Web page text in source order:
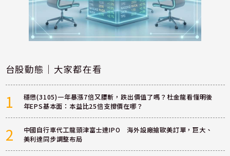
台股動態｜大家都在看
1
穩懋(3105)一年暴漲7倍又腰斬，跌出價值了嗎？杜金龍看懂明後
年EPS基本面：本益比25倍支撐價在哪？
2
中國自行車代工龍頭津富士達IPO 海外設廠搶歐美訂單，巨大、
美利達同步調整布局